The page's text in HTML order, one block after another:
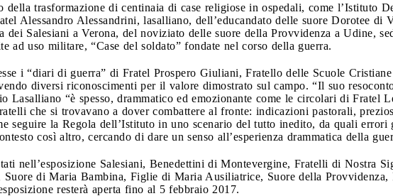
della trasformazione di centinaia di case religiose in ospedali, come l’Istituto
Alessandro Alessandrini, lasalliano, dell’educandato delle suore Dorotee di
dei Salesiani a Verona, del noviziato delle suore della Provvidenza a Udine,
ad uso militare, “Case del soldato” fondate nel corso della guerra.
i “diari di guerra” di Fratel Prospero Giuliani, Fratello delle Scuole
diversi riconoscimenti per il valore dimostrato sul campo. “Il suo
Lasalliano “è spesso, drammatico ed emozionante come le circolari di Fratel
che si trovavano a dover combattere al fronte: indicazioni pastorali,
seguire la Regola dell’Istituto in uno scenario del tutto inedito, da quali errori
così altro, cercando di dare un senso all’esperienza drammatica della
nell’esposizione Salesiani, Benedettini di Montevergine, Fratelli di Nostra
di Maria Bambina, Figlie di Maria Ausiliatrice, Suore della
resterà aperta fino al 5 febbraio 2017.